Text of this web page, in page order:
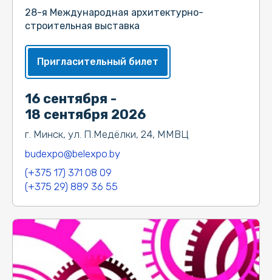
16 сентября -
18 сентября 2026
г. Минск, ул. П.Медёлки, 24, ММВЦ
budexpo@belexpo.by
(+375 17) 371 08 09
(+375 29) 889 36 55
28-я Международная архитектурно-
строительная выставка
Пригласительный билет